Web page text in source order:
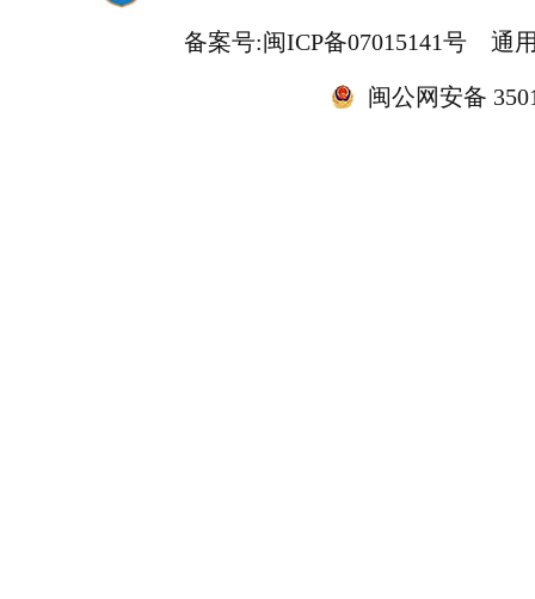
备案号:闽ICP备07015141号 通用
闽公网安备